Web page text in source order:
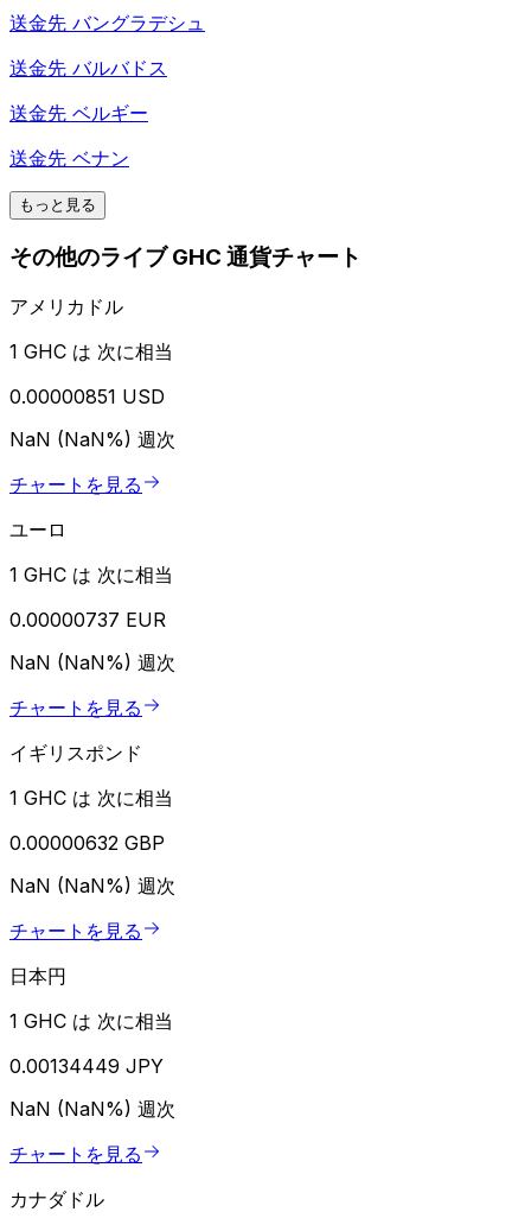
送金先 バングラデシュ
送金先 バルバドス
送金先 ベルギー
送金先 ベナン
もっと見る
その他のライブ GHC 通貨チャート
アメリカドル
1 GHC は 次に相当
0.00000851 USD
NaN (NaN%) 週次
チャートを見る
ユーロ
1 GHC は 次に相当
0.00000737 EUR
NaN (NaN%) 週次
チャートを見る
イギリスポンド
1 GHC は 次に相当
0.00000632 GBP
NaN (NaN%) 週次
チャートを見る
日本円
1 GHC は 次に相当
0.00134449 JPY
NaN (NaN%) 週次
チャートを見る
カナダドル